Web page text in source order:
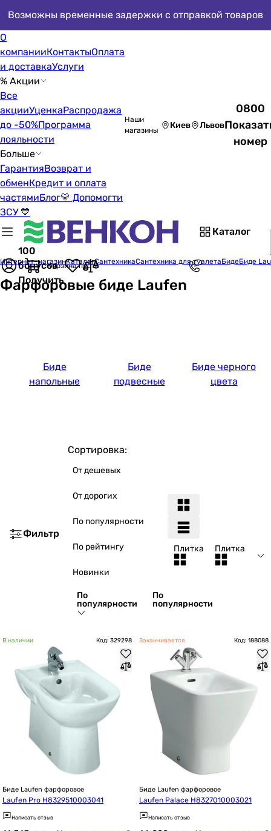
Возможны временные задержки с отправкой товаров
О
компанииКонтактыОплата
и доставкаУслуги
% Акции
Все
акцииУценкаРаспродажа
до -50%Программа
лояльности
Больше
ГарантияВозврат и
обменКредит и оплата
частямиБлог💛 Допомогти
ЗСУ 💙
Наши
магазины
Киев Львов
0800
номер
Каталог
100
бонусов
Получить
Корзина пуста
Интернет-магазинКаталогСантехникаСантехника для туалетаБидеБиде
Фарфоровые биде Laufen
Биде
напольные
Биде
подвесные
Биде черного
цвета
Фильтр
Сортировка:
От дешевых
От дорогих
По популярности
По рейтингу
Новинки
По
популярности
По
популярности
Плитка Плитка
В наличии Код: 329298
Биде Laufen фарфоровое
Laufen Pro H8329510003041
Написать отзыв
Заканчивается Код: 188088
Биде Laufen фарфоровое
Laufen Palace H8327010003021
Написать отзыв